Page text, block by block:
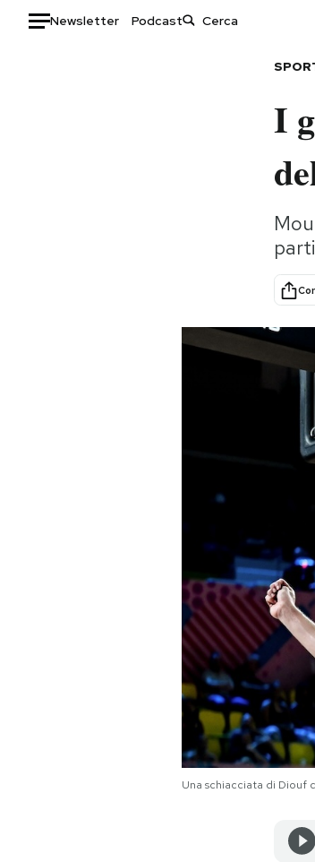
Newsletter Podcast
Storie/Idee
Ok Boomer!
Altrecose
Mondiali calcio
I
Una schiacciata di Diouf